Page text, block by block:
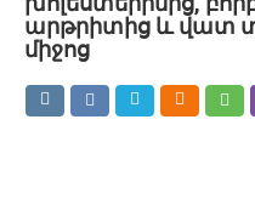
արթրիտից և վատ
միջոց